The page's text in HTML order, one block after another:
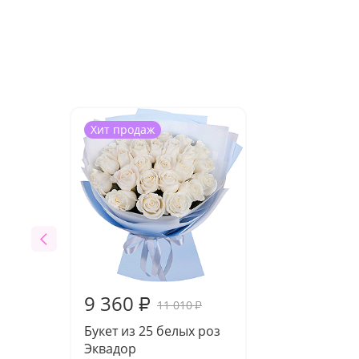
Хит продаж
9 360 ₽ 11 010₽
Букет из 25 белых роз
Эквадор